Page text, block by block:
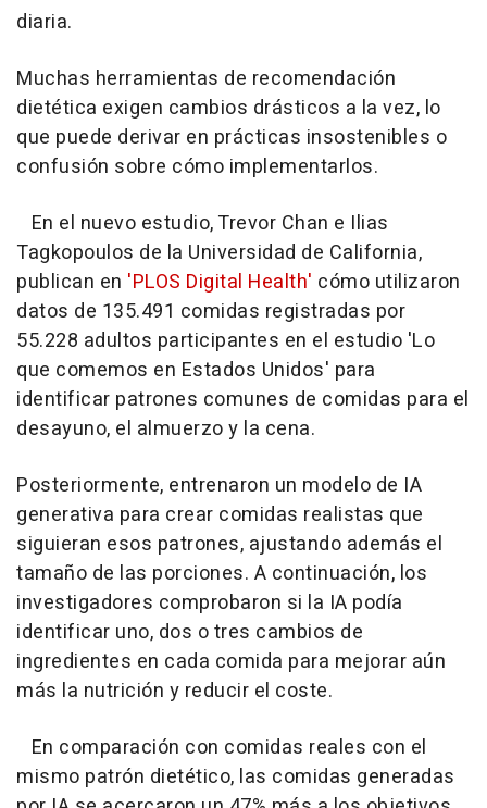
diaria.
Muchas herramientas de recomendación
dietética exigen cambios drásticos a la vez, lo
que puede derivar en prácticas insostenibles o
confusión sobre cómo implementarlos.
En el nuevo estudio, Trevor Chan e Ilias
Tagkopoulos de la Universidad de California,
publican en 'PLOS Digital Health' cómo utilizaron
datos de 135.491 comidas registradas por
55.228 adultos participantes en el estudio 'Lo
que comemos en Estados Unidos' para
identificar patrones comunes de comidas para el
desayuno, el almuerzo y la cena.
Posteriormente, entrenaron un modelo de IA
generativa para crear comidas realistas que
siguieran esos patrones, ajustando además el
tamaño de las porciones. A continuación, los
investigadores comprobaron si la IA podía
identificar uno, dos o tres cambios de
ingredientes en cada comida para mejorar aún
más la nutrición y reducir el coste.
En comparación con comidas reales con el
mismo patrón dietético, las comidas generadas